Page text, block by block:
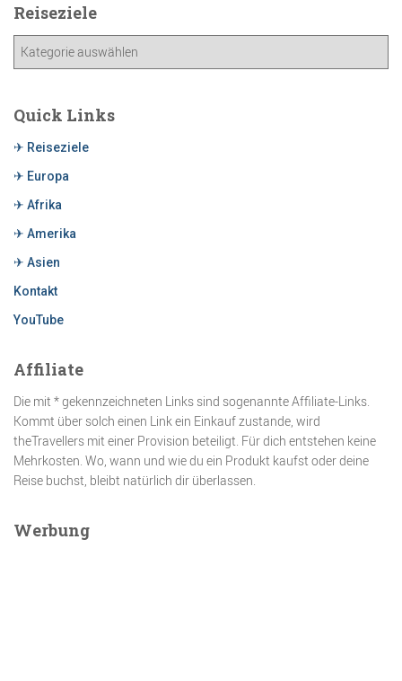
Reiseziele
Quick Links
✈ Reiseziele
✈ Europa
✈ Afrika
✈ Amerika
✈ Asien
Kontakt
YouTube
Affiliate
Die mit * gekennzeichneten Links sind sogenannte Affiliate-Links.
Kommt über solch einen Link ein Einkauf zustande, wird
theTravellers mit einer Provision beteiligt. Für dich entstehen keine
Mehrkosten. Wo, wann und wie du ein Produkt kaufst oder deine
Reise buchst, bleibt natürlich dir überlassen.
Werbung